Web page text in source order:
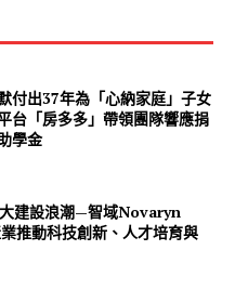
付出37年為「心納家庭」子女
台「房多多」帶領團隊響應捐
學金
建設浪潮—智域Novaryn
推動科技創新、人才培育與